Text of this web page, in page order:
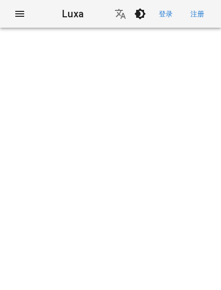
Luxa 登录 注册